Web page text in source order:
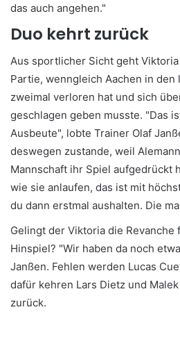
das auch angehen."
Duo kehrt zurück
Aus sportlicher Sicht geht
Partie, wenngleich Aachen in den
zweimal verloren hat und sich
geschlagen geben musste. "Das
Ausbeute", lobte Trainer Olaf
deswegen zustande, weil
Mannschaft ihr Spiel aufgedrückt
wie sie anlaufen, das ist mit
du dann erstmal aushalten. Die
Gelingt der Viktoria die Revanche
Hinspiel? "Wir haben da noch
Janßen. Fehlen werden Lucas
dafür kehren Lars Dietz und
zurück.